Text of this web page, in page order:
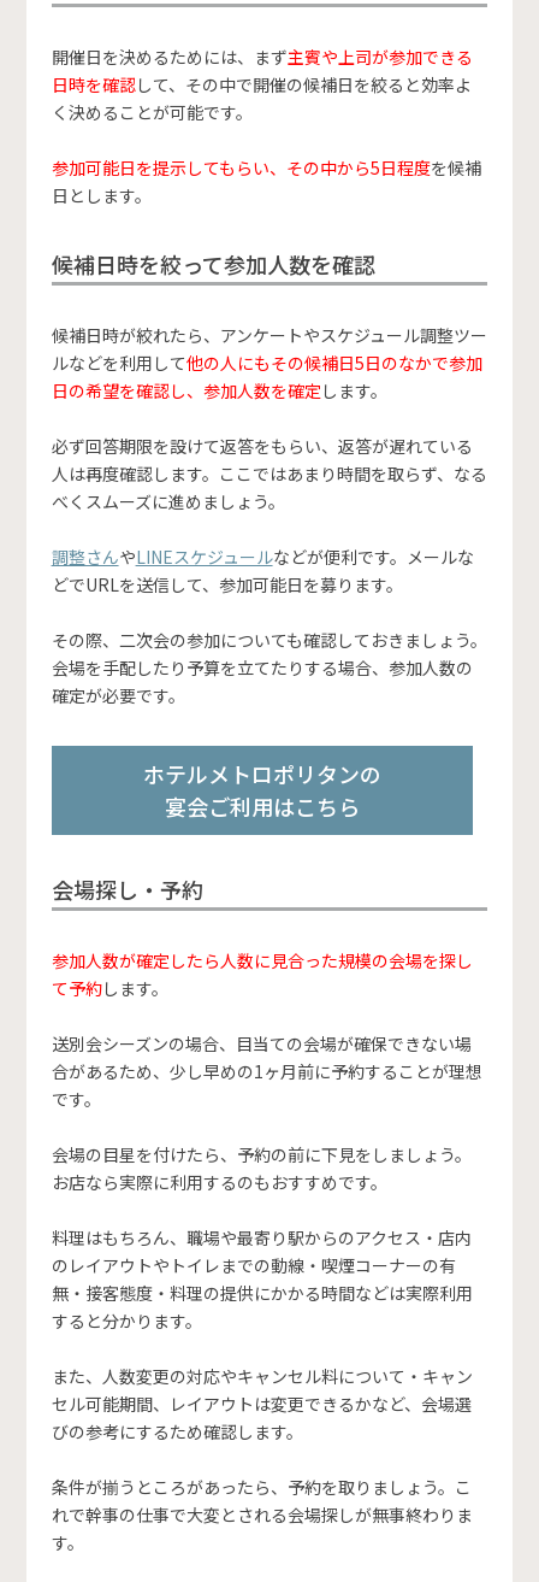
開催日を決めるためには、まず主賓や上司が参加できる
日時を確認して、その中で開催の候補日を絞ると効率よ
く決めることが可能です。
参加可能日を提示してもらい、その中から5日程度を候補
日とします。
候補日時を絞って参加人数を確認
候補日時が絞れたら、アンケートやスケジュール調整ツー
ルなどを利用して他の人にもその候補日5日のなかで参加
日の希望を確認し、参加人数を確定 します。
必ず回答期限を設けて返答をもらい、返答が遅れている
人は再度確認します。ここではあまり時間を取らず、なる
べくスムーズに進めましょう。
調整さんやLINEスケジュールなどが便利です。メールな
どでURLを送信して、参加可能日を募ります。
その際、二次会の参加についても確認しておきましょう。
会場を手配したり予算を立てたりする場合、参加人数の
確定が必要です。
ホテルメトロポリタンの
宴会ご利用はこちら
会場探し・予約
参加人数が確定したら人数に見合った規模の会場を探し
て予約します。
送別会シーズンの場合、目当ての会場が確保できない場
合があるため、少し早めの1ヶ月前に予約することが理想
です。
会場の目星を付けたら、予約の前に下見をしましょう。
お店なら実際に利用するのもおすすめです。
料理はもちろん、職場や最寄り駅からのアクセス・店内
のレイアウトやトイレまでの動線・喫煙コーナーの有
無・接客態度・料理の提供にかかる時間などは実際利用
すると分かります。
また、人数変更の対応やキャンセル料について・キャン
セル可能期間、レイアウトは変更できるかなど、会場選
びの参考にするため確認します。
条件が揃うところがあったら、予約を取りましょう。こ
れで幹事の仕事で大変とされる会場探しが無事終わりま
す。